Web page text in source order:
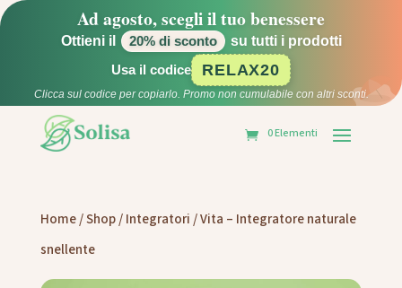
Ad agosto, scegli il tuo benessere
Ottieni il 20% di sconto su tutti i prodotti
Usa il codice RELAX20
Clicca sul codice per copiarlo. Promo non cumulabile con altri sconti.
0 Elementi
Home/Shop/Integratori/ Vita – Integratore naturale
snellente